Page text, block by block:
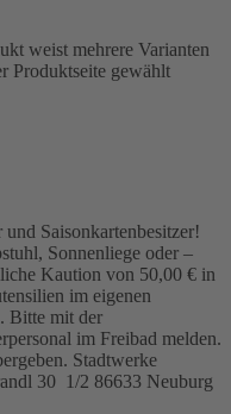
weist mehrere Varianten
Produktseite gewählt
Saisonkartenbesitzer!
Sonnenliege oder –
Kaution von 50,00 € in
im eigenen
Bitte mit der
im Freibad melden.
Stadtwerke
30 1/2 86633 Neuburg